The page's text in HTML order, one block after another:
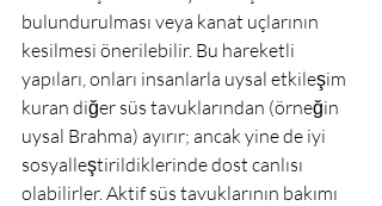
bulundurulması veya kanat uçlarının
kesilmesi önerilebilir. Bu hareketli
yapıları, onları insanlarla uysal etkileşim
kuran diğer süs tavuklarından (örneğin
uysal Brahma) ayırır; ancak yine de iyi
sosyalleştirildiklerinde dost canlısı
olabilirler. Aktif süs tavuklarının bakımı